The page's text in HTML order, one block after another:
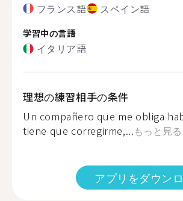
フランス語 スペイン語
学習中の言語
イタリア語
理想の練習相手の条件
Un compañero que me obliga
tiene que corregirme,...もっと見る
アプリをダウン